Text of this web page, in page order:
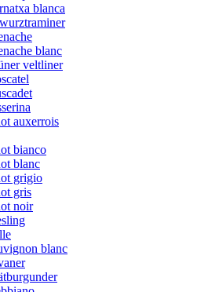
blanca
blanc
veltliner
auxerrois
bianco
blanc
grigio
gris
noir
blanc